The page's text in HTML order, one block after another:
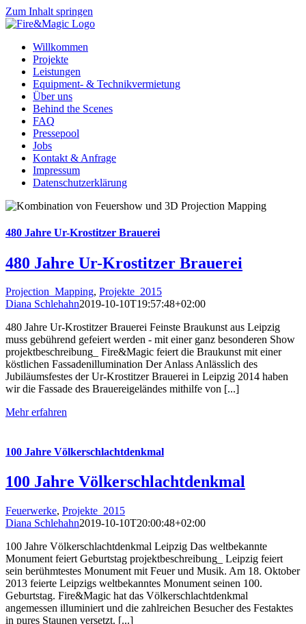
Zum Inhalt springen
Willkommen
Projekte
Leistungen
Equipment- & Technikvermietung
Über uns
Behind the Scenes
FAQ
Pressepool
Jobs
Kontakt & Anfrage
Impressum
Datenschutzerklärung
480 Jahre Ur-Krostitzer Brauerei
480 Jahre Ur-Krostitzer Brauerei
Projection_Mapping, Projekte_2015
Diana Schlehahn2019-10-10T19:57:48+02:00
480 Jahre Ur-Krostitzer Brauerei Feinste Braukunst aus Leipzig
muss gebührend gefeiert werden - mit einer ganz besonderen Show
projektbeschreibung_ Fire&Magic feiert die Braukunst mit einer
köstlichen Fassadenillumination Der Anlass Anlässlich des
Jubiläumsfestes der Ur-Krostitzer Brauerei in Leipzig 2014 haben
wir die Fassade des Brauereigeländes mithilfe von [...]
Mehr erfahren
100 Jahre Völkerschlachtdenkmal
100 Jahre Völkerschlachtdenkmal
Feuerwerke, Projekte_2015
Diana Schlehahn2019-10-10T20:00:48+02:00
100 Jahre Völkerschlachtdenkmal Leipzig Das weltbekannte
Monument feiert Geburtstag projektbeschreibung_ Leipzig feiert
sein berühmtestes Monument mit Feuer und Musik. Am 18. Oktober
2013 feierte Leipzigs weltbekanntes Monument seinen 100.
Geburtstag. Fire&Magic hat das Völkerschlachtdenkmal
angemessen illuminiert und die zahlreichen Besucher des Festaktes
in pures Staunen versetzt. [...]